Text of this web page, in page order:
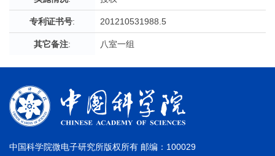
专利证书号: 201210531988.5
其它备注: 八室一组
中国科学院微电子研究所版权所有 邮编：100029